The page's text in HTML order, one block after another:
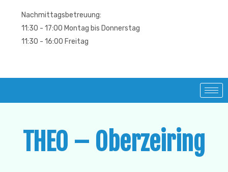
Nachmittagsbetreuung:
11:30 - 17:00 Montag bis Donnerstag
11:30 - 16:00 Freitag
THEO – Oberzeiring